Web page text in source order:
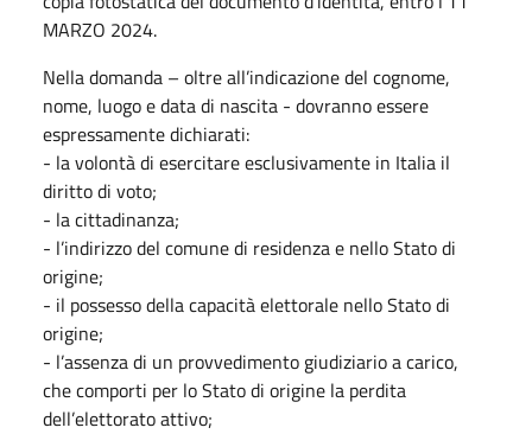
MARZO 2024.
Nella domanda – oltre all’indicazione del cognome,
nome, luogo e data di nascita - dovranno essere
espressamente dichiarati:
- la volontà di esercitare esclusivamente in Italia il
diritto di voto;
- la cittadinanza;
- l’indirizzo del comune di residenza e nello Stato di
origine;
- il possesso della capacità elettorale nello Stato di
origine;
- l’assenza di un provvedimento giudiziario a carico,
che comporti per lo Stato di origine la perdita
dell’elettorato attivo;